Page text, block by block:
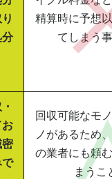
精算時に予想
てしまう
回収可能なモ
ノがあるため
の業者にも頼
まうこ